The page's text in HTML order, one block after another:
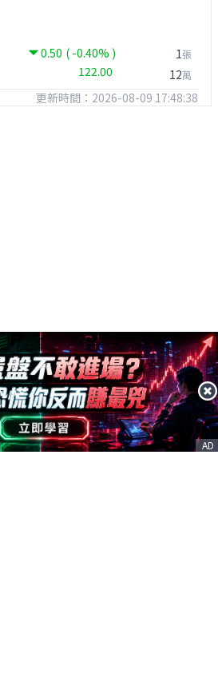
0.50 ( -0.40% )
122.00
1張
12萬
更新時間：2026-08-09 17:48:38
AD